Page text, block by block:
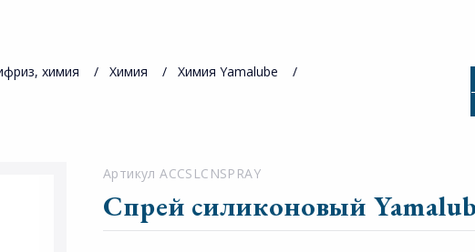
химия Химия
Химия Yamalube
Артикул ACCSLCNSPRAY
Спрей силиконовый